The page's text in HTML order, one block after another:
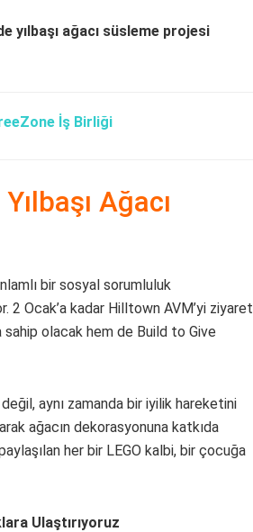
yılbaşı ağacı süsleme projesi
İş Birliği
Ağacı
bir sosyal sorumluluk
2 Ocak’a kadar Hilltown AVM’yi ziyaret
sahip olacak hem de Build to Give
değil, aynı zamanda bir iyilik hareketini
ağacın dekorasyonuna katkıda
her bir LEGO kalbi, bir çocuğa
Ulaştırıyoruz